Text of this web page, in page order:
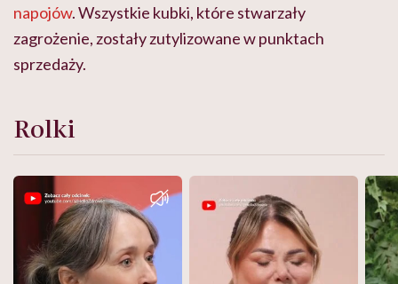
napojów. Wszystkie kubki, które stwarzały
zagrożenie, zostały zutylizowane w punktach
sprzedaży.
Rolki